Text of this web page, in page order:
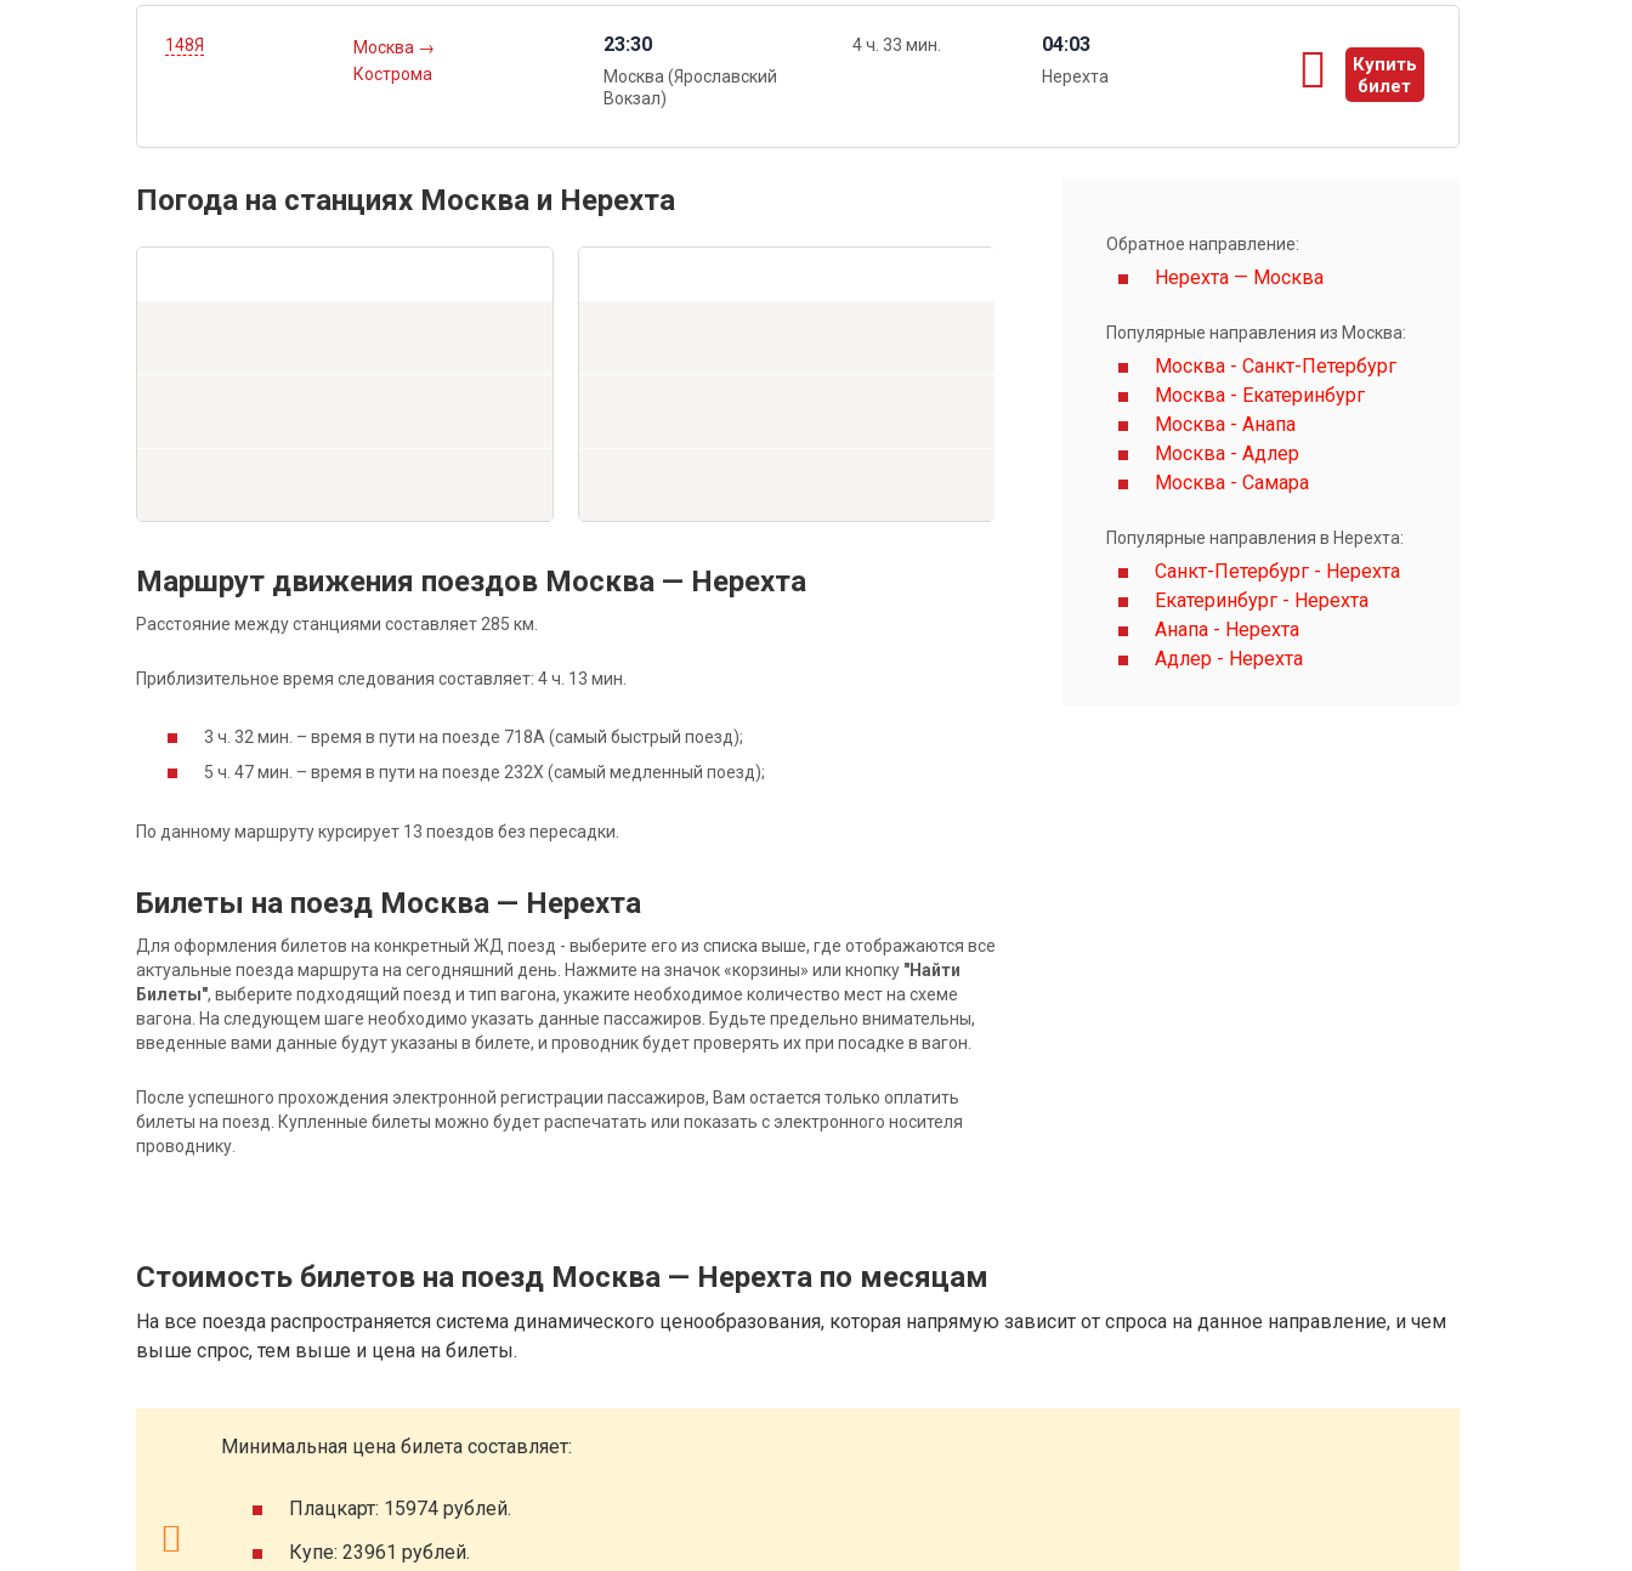
148Я Москва →
Кострома
23:30
Москва (Ярославский
Вокзал)
4 ч. 33 мин. 04:03
Нерехта
Купить
билет
ы
Погода на станциях Москва и Нерехта
Маршрут движения поездов Москва — Нерехта
Расстояние между станциями составляет 285 км.
Приблизительное время следования составляет: 4 ч. 13 мин.
3 ч. 32 мин. – время в пути на поезде 718А (самый быстрый поезд);
5 ч. 47 мин. – время в пути на поезде 232Х (самый медленный поезд);
По данному маршруту курсирует 13 поездов без пересадки.
Билеты на поезд Москва — Нерехта
Для оформления билетов на конкретный ЖД поезд - выберите его из списка выше, где отображаются все
актуальные поезда маршрута на сегодняшний день. Нажмите на значок «корзины» или кнопку "Найти
Билеты", выберите подходящий поезд и тип вагона, укажите необходимое количество мест на схеме
вагона. На следующем шаге необходимо указать данные пассажиров. Будьте предельно внимательны,
введенные вами данные будут указаны в билете, и проводник будет проверять их при посадке в вагон.
После успешного прохождения электронной регистрации пассажиров, Вам остается только оплатить
билеты на поезд. Купленные билеты можно будет распечатать или показать с электронного носителя
проводнику.
Обратное направление:
Нерехта — Москва
Популярные направления из Москва:
Москва - Санкт-Петербург
Москва - Екатеринбург
Москва - Анапа
Москва - Адлер
Москва - Самара
Популярные направления в Нерехта:
Санкт-Петербург - Нерехта
Екатеринбург - Нерехта
Анапа - Нерехта
Адлер - Нерехта
Стоимость билетов на поезд Москва — Нерехта по месяцам
На все поезда распространяется система динамического ценообразования, которая напрямую зависит от спроса на данное направление, и чем
выше спрос, тем выше и цена на билеты.
Минимальная цена билета составляет:
Плацкарт: 15974 рублей.
Купе: 23961 рублей.